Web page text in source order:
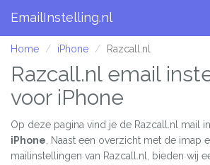
EmailInstelling.nl
Home iPhone Razcall.nl
Razcall.nl email
voor iPhone
Op deze pagina vind je de Razcall.nl mail
iPhone . Naast een overzicht met de imap
mailinstellingen van Razcall.nl, bieden wij